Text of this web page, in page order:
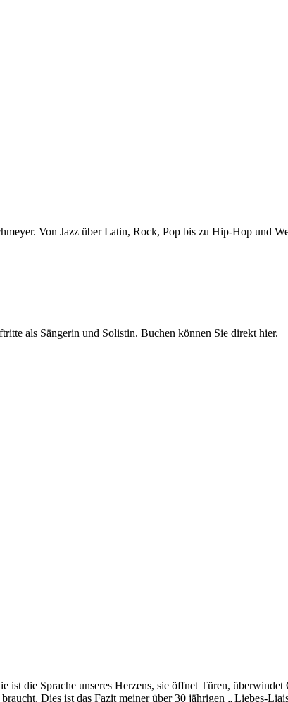
Von Jazz über Latin, Rock, Pop bis zu Hip-Hop und
als Sängerin und Solistin. Buchen können Sie direkt hier.
die Sprache unseres Herzens, sie öffnet Türen, überwindet
Dies ist das Fazit meiner über 30 jährigen „ Liebes-